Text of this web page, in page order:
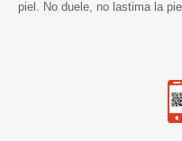
piel. No duele, no lastima la